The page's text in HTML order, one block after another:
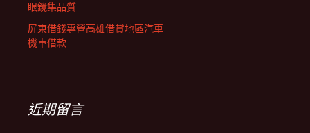
眼鏡集品質
屏東借錢專營高雄借貸地區汽車
機車借款
近期留言